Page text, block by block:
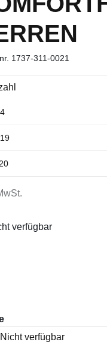
1737-311-0021
4
19
20
verfügbar
auswählen